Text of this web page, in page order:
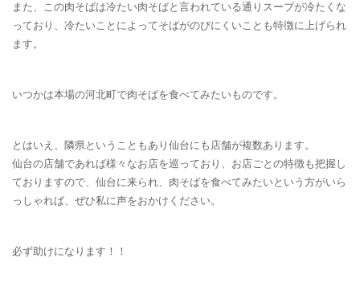
また、この肉そばは冷たい肉そばと言われている通りスープが冷たくな
っており、冷たいことによってそばがのびにくいことも特徴に上げられ
ます。
いつかは本場の河北町で肉そばを食べてみたいものです。
とはいえ、隣県ということもあり仙台にも店舗が複数あります。
仙台の店舗であれば様々なお店を巡っており、お店ごとの特徴も把握し
ておりますので、仙台に来られ、肉そばを食べてみたいという方がいら
っしゃれば、ぜひ私に声をおかけください。
必ず助けになります！！